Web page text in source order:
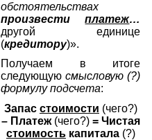
обстоятельствах
произвестиплатеж…
другой единице
(кредитору)».
Получаем в итоге
следующуюсмысловую (?)
формулу подсчета:
Запас стоимости (чего?)
– Платеж (чего?)= Чистая
стоимостькапитала (?)